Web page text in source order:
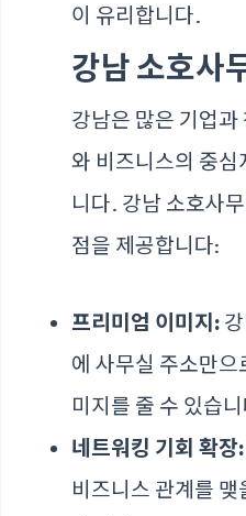
이 유리합니다.
강남 소호사
강남은 많은 기업
와 비즈니스의 중
니다. 강남 소호사
점을 제공합니다:
프리미엄 이미지:
에 사무실 주소만으
미지를 줄 수 있습
네트워킹 기회 확장:
비즈니스 관계를